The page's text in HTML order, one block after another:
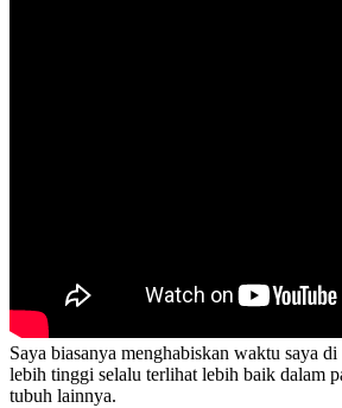
Saya biasanya menghabiskan waktu saya
lebih tinggi selalu terlihat lebih baik dalam
tubuh lainnya.